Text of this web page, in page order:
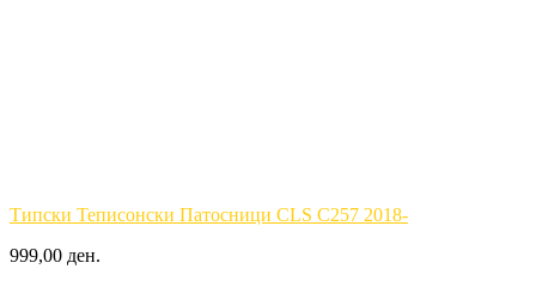
Типски Теписонски Патосници CLS C257 2018-
999,00 ден.